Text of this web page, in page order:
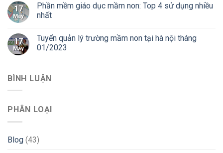
17
May
Phần mềm giáo dục mầm non: Top 4 sử dụng nhiều
nhất
17
May
Tuyển quản lý trường mầm non tại hà nội tháng
01/2023
BÌNH LUẬN
PHÂN LOẠI
Blog (43)